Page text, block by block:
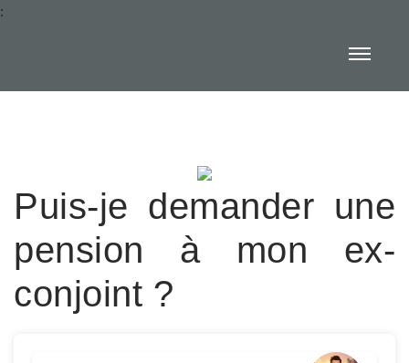
:
Puis-je demander une
pension à mon ex-
conjoint ?